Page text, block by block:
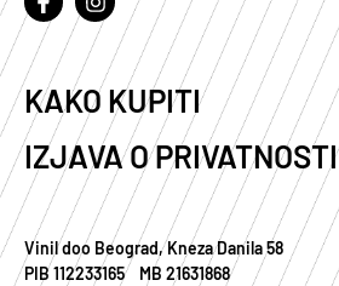
KAKO KUPITI
IZJAVA O PRIVATNOSTI
Vinil doo Beograd, Kneza Danila 58
PIB 112233165 MB 21631868